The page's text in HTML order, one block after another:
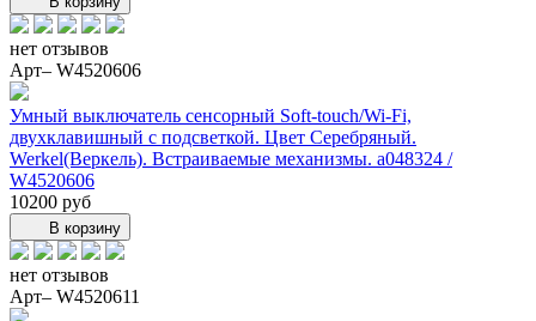
нет отзывов
Арт– W4520606
Умный выключатель сенсорный Soft-touch/Wi-Fi,
двухклавишный с подсветкой. Цвет Серебряный.
Werkel(Веркель). Встраиваемые механизмы. a048324 /
W4520606
10200 руб
В корзину
нет отзывов
Арт– W4520611